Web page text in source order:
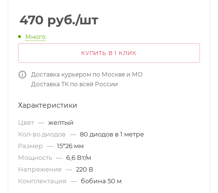
470 руб./шт
Много
КУПИТЬ В 1 КЛИК
Доставка курьером по Москве и МО
Доставка ТК по всей России
Характеристики
Цвет — желтый
Кол-во диодов — 80 диодов в 1 метре
Размер — 15*26 мм
Мощность — 6,6 Вт/м
Напряжение — 220 В
Комплектация — бобина 50 м